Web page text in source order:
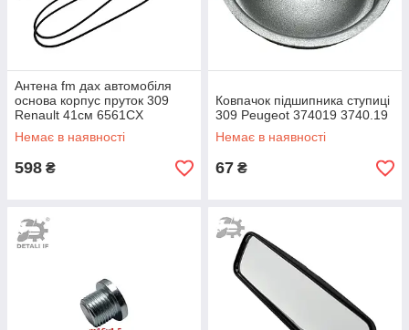
Антена fm дах автомобіля
основа корпус пруток 309
Renault 41см 6561CX
9628851980
Немає в наявності
598 ₴
Ковпачок підшипника ступиці
309 Peugeot 374019 3740.19
Немає в наявності
67 ₴